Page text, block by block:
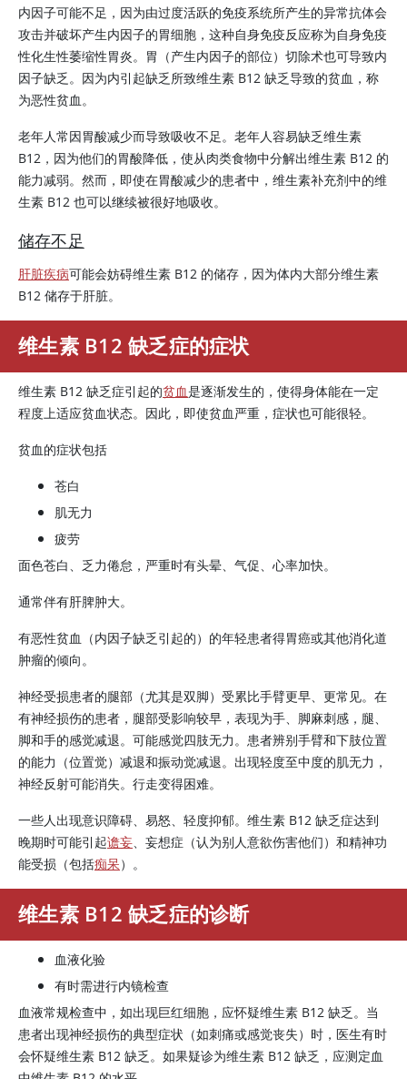
内因子可能不足，因为由过度活跃的免疫系统所产生的异常抗体会
攻击并破坏产生内因子的胃细胞，这种自身免疫反应称为自身免疫
性化生性萎缩性胃炎。胃（产生内因子的部位）切除术也可导致内
因子缺乏。因为内引起缺乏所致维生素 B12 缺乏导致的贫血，称
为恶性贫血。
老年人常因胃酸减少而导致吸收不足。老年人容易缺乏维生素
B12，因为他们的胃酸降低，使从肉类食物中分解出维生素 B12 的
能力减弱。然而，即使在胃酸减少的患者中，维生素补充剂中的维
生素 B12 也可以继续被很好地吸收。
储存不足
肝脏疾病可能会妨碍维生素 B12 的储存，因为体内大部分维生素
B12 储存于肝脏。
维生素 B12 缺乏症的症状
维生素 B12 缺乏症引起的贫血是逐渐发生的，使得身体能在一定
程度上适应贫血状态。因此，即使贫血严重，症状也可能很轻。
贫血的症状包括
苍白
肌无力
疲劳
面色苍白、乏力倦怠，严重时有头晕、气促、心率加快。
通常伴有肝脾肿大。
有恶性贫血（内因子缺乏引起的）的年轻患者得胃癌或其他消化道
肿瘤的倾向。
神经受损患者的腿部（尤其是双脚）受累比手臂更早、更常见。在
有神经损伤的患者，腿部受影响较早，表现为手、脚麻刺感，腿、
脚和手的感觉减退。可能感觉四肢无力。患者辨别手臂和下肢位置
的能力（位置觉）减退和振动觉减退。出现轻度至中度的肌无力，
神经反射可能消失。行走变得困难。
一些人出现意识障碍、易怒、轻度抑郁。维生素 B12 缺乏症达到
晚期时可能引起谵妄、妄想症（认为别人意欲伤害他们）和精神功
能受损（包括痴呆）。
维生素 B12 缺乏症的诊断
血液化验
有时需进行内镜检查
血液常规检查中，如出现巨红细胞，应怀疑维生素 B12 缺乏。当
患者出现神经损伤的典型症状（如刺痛或感觉丧失）时，医生有时
会怀疑维生素 B12 缺乏。如果疑诊为维生素 B12 缺乏，应测定血